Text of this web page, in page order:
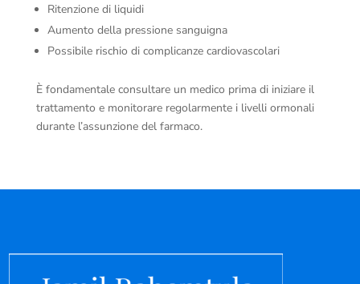
Ritenzione di liquidi
Aumento della pressione sanguigna
Possibile rischio di complicanze cardiovascolari
È fondamentale consultare un medico prima di iniziare il
trattamento e monitorare regolarmente i livelli ormonali
durante l’assunzione del farmaco.